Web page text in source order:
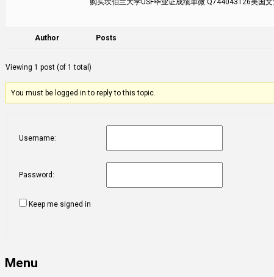
Author Posts
Viewing 1 post (of 1 total)
You must be logged in to reply to this topic.
Username:
Password:
Keep me signed in
Menu